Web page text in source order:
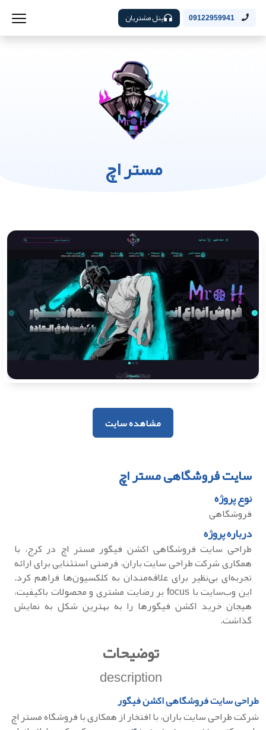
09122959941 پنل مشتریان
مستر اچ
مشاهده سایت
سایت فروشگاهی مستر اچ
نوع پروژه
فروشگاهی
درباره پروژه
طراحی سایت فروشگاهی اکشن فیگور مستر اچ در کرج، با
همکاری شرکت طراحی سایت باران، فرصتی استثنایی برای ارائه
تجربه‌ای بی‌نظیر برای علاقه‌مندان به کلکسیون‌ها فراهم کرد.
این وب‌سایت با focus بر رضایت مشتری و محصولات باکیفیت،
هیجان خرید اکشن فیگورها را به بهترین شکل به نمایش
گذاشت.
توضیحات
description
طراحی سایت فروشگاهی اکشن فیگور
شرکت طراحی سایت باران، با افتخار از همکاری با فروشگاه مستر اچ